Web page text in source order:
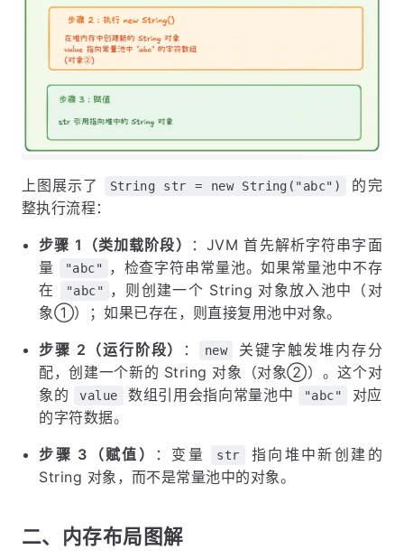
上图展示了 String str = new String("abc")
的完
整执行流程：
步骤 1（类加载阶段）
：JVM 首先解析字符串字面
量
"abc"
，检查字符串常量池。如果常量池中不存
在
"abc"
，则创建一个 String 对象放入池中（对
象①）；如果已存在，则直接复用池中对象。
步骤 2（运行阶段） ： new
关键字触发堆内存分
配，创建一个新的 String 对象（对象②）。这个对
象的
value 数组引用会指向常量池中 "abc"
对应
的字符数据。
步骤 3（赋值） ：变量 str
指向堆中新创建的
String 对象，而不是常量池中的对象。
二、内存布局图解